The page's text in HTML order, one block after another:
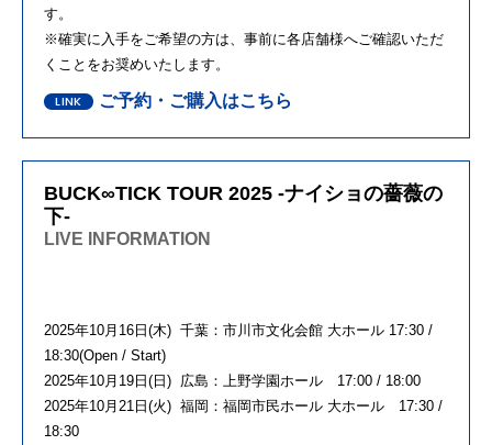
す。
※確実に入手をご希望の方は、事前に各店舗様へご確認いただ
くことをお奨めいたします。
ご予約・ご購入はこちら
BUCK∞TICK TOUR 2025 -ナイショの薔薇の
下-
LIVE INFORMATION
2025年10月16日(木) 千葉：市川市文化会館 大ホール 17:30 /
18:30(Open / Start)
2025年10月19日(日) 広島：上野学園ホール 17:00 / 18:00
2025年10月21日(火) 福岡：福岡市民ホール 大ホール 17:30 /
18:30